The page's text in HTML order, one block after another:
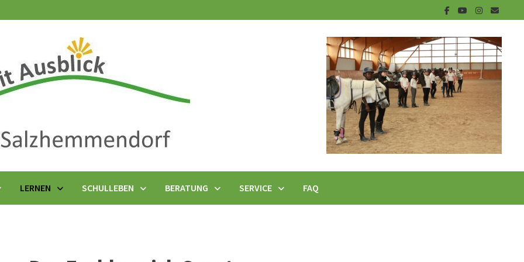
LERNEN SCHULLEBEN BERATUNG SERVICE FAQ